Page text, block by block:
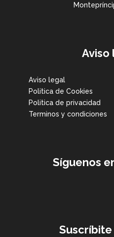
Aviso
Aviso legal
Politica de Cookies
Politica de privacidad
Terminos y condiciones
Síguenos